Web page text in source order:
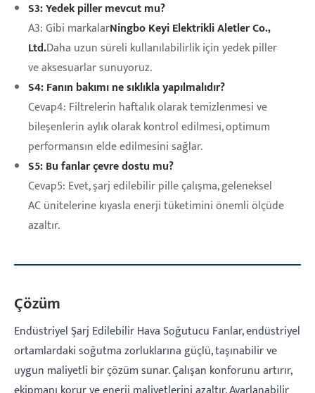
S3: Yedek piller mevcut mu?
A3: Gibi markalarNingbo Keyi Elektrikli Aletler Co.,
Ltd.Daha uzun süreli kullanılabilirlik için yedek piller
ve aksesuarlar sunuyoruz.
S4: Fanın bakımı ne sıklıkla yapılmalıdır?
Cevap4: Filtrelerin haftalık olarak temizlenmesi ve
bileşenlerin aylık olarak kontrol edilmesi, optimum
performansın elde edilmesini sağlar.
S5: Bu fanlar çevre dostu mu?
Cevap5: Evet, şarj edilebilir pille çalışma, geleneksel
AC ünitelerine kıyasla enerji tüketimini önemli ölçüde
azaltır.
Çözüm
Endüstriyel Şarj Edilebilir Hava Soğutucu Fanlar, endüstriyel
ortamlardaki soğutma zorluklarına güçlü, taşınabilir ve
uygun maliyetli bir çözüm sunar. Çalışan konforunu artırır,